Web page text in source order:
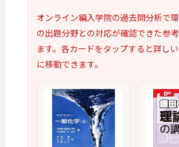
オンライン編入学院の過去問分析で
の出題分野との対応が確認できた参
ます。各カードをタップすると詳し
に移動できます。